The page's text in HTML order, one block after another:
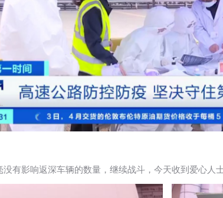
有影响返深车辆的数量，继续战斗，今天收到爱心人